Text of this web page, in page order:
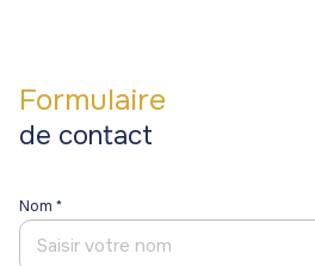
neufs
Viagers
neufs
patrimoine
blog
Formulaire
de contact
Nom *